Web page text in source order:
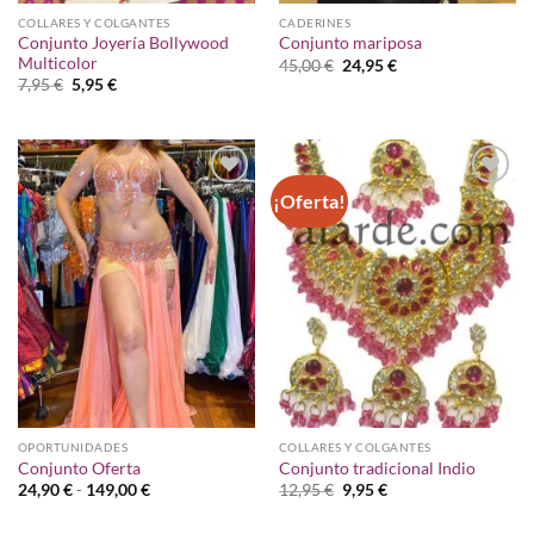
COLLARES Y COLGANTES
Conjunto Joyería Bollywood
Multicolor
7,95€ El
precio
7,95 €.
5,95€El
5,95 €.
CADERINES
Conjunto mariposa
45,00€ El
precio
24,95€El
Añadir
a la
lista de
deseos
OPORTUNIDADES
Conjunto Oferta
24,90€ - 149,00€Rango
¡Oferta!
Añadir
a la
lista de
deseos
COLLARES Y COLGANTES
Conjunto tradicional Indio
12,95€ El
precio
9,95€El